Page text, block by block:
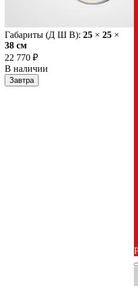
Габариты (Д Ш В): 25 × 25 ×
38 cм
22 770 ₽
В наличии
Завтра